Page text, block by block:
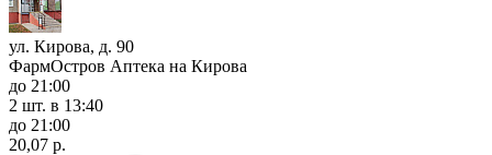
ул. Кирова, д. 90
ФармОстров Аптека на Кирова
до 21:00
2 шт. в 13:40
до 21:00
20,07 р.